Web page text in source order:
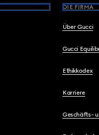
DIE FIRMA
Über Gucci
Gucci
Ethikkodex
Karriere
Geschäfts-